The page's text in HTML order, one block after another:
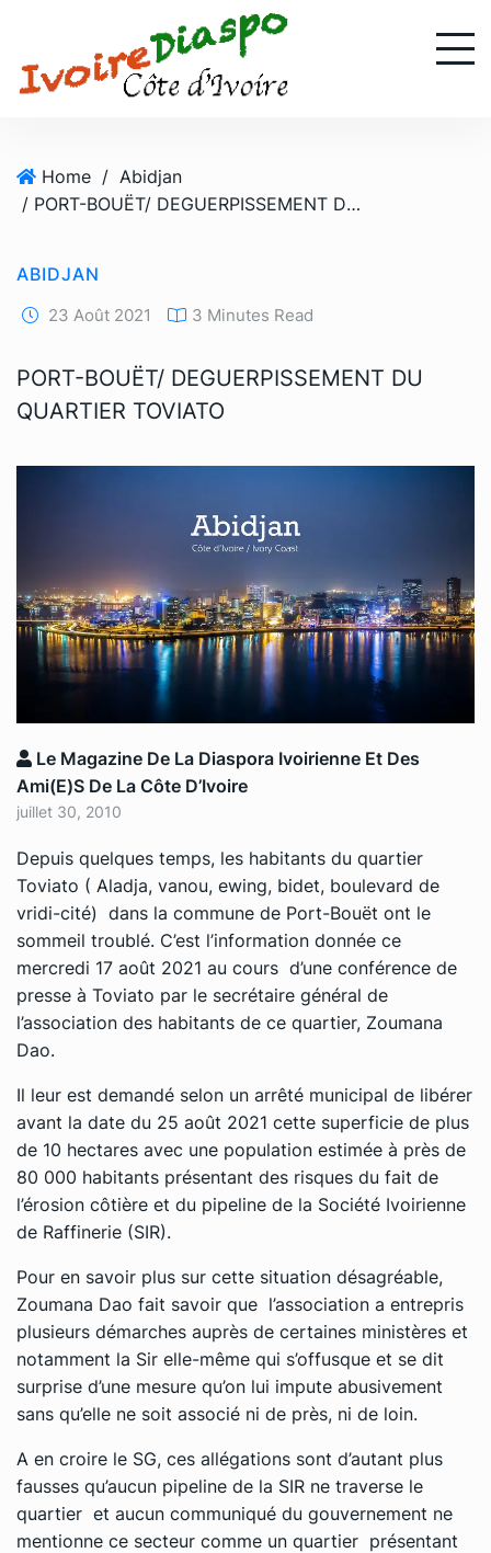
Home / Abidjan
/ PORT-BOUËT/ DEGUERPISSEMENT DU QUARTIER TOVIATO
ABIDJAN
23 Août 2021 3 Minutes Read
PORT-BOUËT/ DEGUERPISSEMENT DU
QUARTIER TOVIATO
Le Magazine De La Diaspora Ivoirienne Et Des
Ami(e)s De La Côte D’Ivoire
juillet 30, 2010
Depuis quelques temps, les habitants du quartier
Toviato ( Aladja, vanou, ewing, bidet, boulevard de
vridi-cité) dans la commune de Port-Bouët ont le
sommeil troublé. C’est l’information donnée ce
mercredi 17 août 2021 au cours d’une conférence de
presse à Toviato par le secrétaire général de
l’association des habitants de ce quartier, Zoumana
Dao.
Il leur est demandé selon un arrêté municipal de libérer
avant la date du 25 août 2021 cette superficie de plus
de 10 hectares avec une population estimée à près de
80 000 habitants présentant des risques du fait de
l’érosion côtière et du pipeline de la Société Ivoirienne
de Raffinerie (SIR).
Pour en savoir plus sur cette situation désagréable,
Zoumana Dao fait savoir que l’association a entrepris
plusieurs démarches auprès de certaines ministères et
notamment la Sir elle-même qui s’offusque et se dit
surprise d’une mesure qu’on lui impute abusivement
sans qu’elle ne soit associé ni de près, ni de loin.
A en croire le SG, ces allégations sont d’autant plus
fausses qu’aucun pipeline de la SIR ne traverse le
quartier et aucun communiqué du gouvernement ne
mentionne ce secteur comme un quartier présentant